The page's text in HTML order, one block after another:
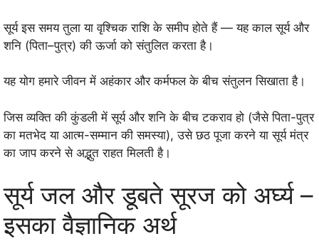
सूर्य इस समय तुला या वृश्चिक राशि के समीप होते हैं — यह काल सूर्य और
शनि (पिता–पुत्र) की ऊर्जा को संतुलित करता है।
यह योग हमारे जीवन में अहंकार और कर्मफल के बीच संतुलन सिखाता है।
जिस व्यक्ति की कुंडली में सूर्य और शनि के बीच टकराव हो (जैसे पिता-पुत्र
का मतभेद या आत्म-सम्मान की समस्या), उसे छठ पूजा करने या सूर्य मंत्र
का जाप करने से अद्भुत राहत मिलती है।
सूर्य जल और डूबते सूरज को अर्घ्य –
इसका वैज्ञानिक अर्थ